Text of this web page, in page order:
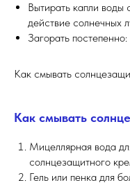
Вытирать капли воды
действие солнечных
Загорать
Как смывать
Как смывать
Мицеллярная вода
солнцезащитного
Гель или пенка для